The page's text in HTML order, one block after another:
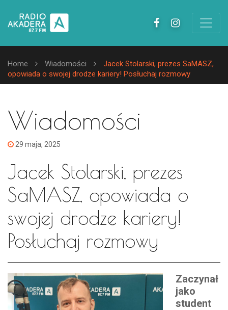
Home Wiadomości
Jacek Stolarski, prezes SaMASZ,
opowiada o swojej drodze kariery! Posłuchaj rozmowy
Wiadomości
29 maja, 2025
Jacek Stolarski, prezes
SaMASZ, opowiada o
swojej drodze kariery!
Posłuchaj rozmowy
Zaczynał
jako
student